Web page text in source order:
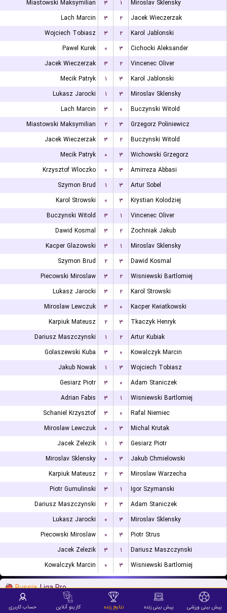
Miastowski Maksymilian
۳ ۱
Miroslav Sklensky
Lach Marcin
۳ ۲
Jacek Wieczerzak
Wojciech Tobiasz
۳ ۲
Karol Jablonski
Pawel Kurek
۰ ۳
Cichocki Aleksander
Jacek Wieczerzak
۳ ۲
Vincenec Oliver
Mecik Patryk
۱ ۳
Karol Jablonski
Lukasz Jarocki
۱ ۳
Miroslav Sklensky
Lach Marcin
۳ ۰
Buczynski Witold
Miastowski Maksymilian
۲ ۳
Grzegorz Poliniewicz
Jacek Wieczerzak
۳ ۲
Buczynski Witold
Mecik Patryk
۰ ۳
Wichowski Grzegorz
Krzysztof Wloczko
۰ ۳
Amirreza Abbasi
Szymon Brud
۱ ۳
Artur Sobel
Karol Strowski
۰ ۳
Krystian Kolodziej
Buczynski Witold
۳ ۱
Vincenec Oliver
Dawid Kosmal
۳ ۲
Zochniak Jakub
Kacper Glazowski
۳ ۱
Miroslav Sklensky
Szymon Brud
۲ ۳
Dawid Kosmal
Piecowski Miroslaw
۳ ۲
Wisniewski Bartlomiej
Lukasz Jarocki
۳ ۲
Karol Strowski
Miroslaw Lewczuk
۳ ۰
Kacper Kwiatkowski
Karpiuk Mateusz
۲ ۳
Tkaczyk Henryk
Dariusz Maszczynski
۱ ۲
Artur Kubiak
Golaszewski Kuba
۳ ۰
Kowalczyk Marcin
Jakub Nowak
۱ ۳
Wojciech Tobiasz
Gesiarz Piotr
۳ ۰
Adam Staniczek
Adrian Fabis
۳ ۱
Wisniewski Bartlomiej
Schaniel Krzysztof
۳ ۰
Rafal Niemiec
Miroslaw Lewczuk
۰ ۳
Michal Krutak
Jacek Zelezik
۱ ۳
Gesiarz Piotr
Miroslav Sklensky
۰ ۳
Jakub Chmielowski
Karpiuk Mateusz
۲ ۳
Miroslaw Warzecha
Piotr Gumulinski
۳ ۱
Igor Szymanski
Dariusz Maszczynski
۲ ۳
Adam Staniczek
Lukasz Jarocki
۰ ۳
Miroslav Sklensky
Piecowski Miroslaw
۰ ۳
Piotr Strus
Jacek Zelezik
۳ ۱
Dariusz Maszczynski
Kowalczyk Marcin
۰ ۳ Wisniewski Bartlomiej
Russia Liga Pro
Ivan Lednev ۳ ۲ Konstantin Shevtsov پیش بینی ورزشی پیش بینی زنده نتایج زنده کازینو آنلاین حساب کاربری